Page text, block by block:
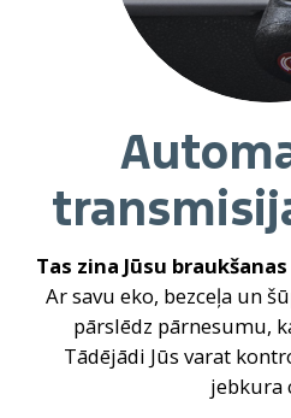
Tas zina Jūsu
Ar savu eko, bezceļa un
pārslēdz pārnesumu,
Tādējādi Jūs varat
jebkura